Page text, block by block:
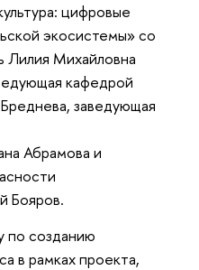
цифровые
экосистемы» со
Михайловна
кафедрой
заведующая
Абрамова и
Бояров.
по созданию
в рамках проекта,